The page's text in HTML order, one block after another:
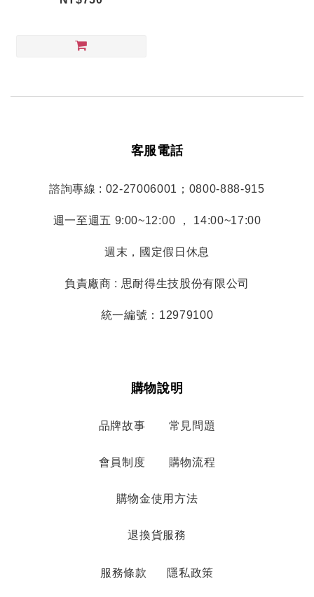
客服電話
諮詢專線 : 02-27006001；0800-888-915
週一至週五 9:00~12:00 ， 14:00~17:00
週末，國定假日休息
負責廠商 : 思耐得生技股份有限公司
統一編號：12979100
購物說明
品牌故事 常見問題
會員制度 購物流程
購物金使用方法
退換貨服務
服務條款 隱私政策